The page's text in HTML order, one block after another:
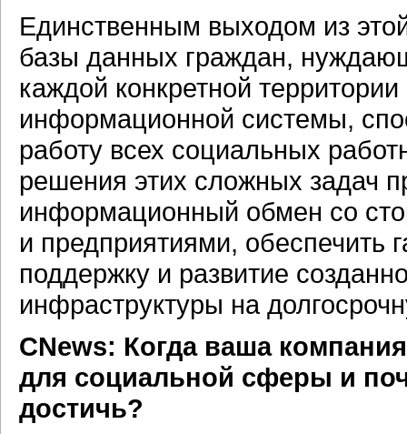
Единственным выходом из
базы данных граждан,
каждой конкретной
информационной системы,
работу всех социальных
решения этих сложных задач
информационный обмен со
и предприятиями, обеспечить
поддержку и развитие
инфраструктуры на
CNews: Когда ваша
для социальной сферы и
достичь?